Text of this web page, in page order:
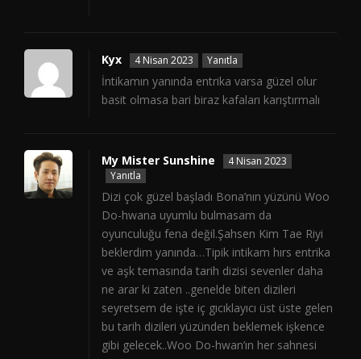
Kyx 4 Nisan 2023 Yanıtla
İntikamın yanında entrika varsa güzel olur
basit olmasa bari biraz kafaları karıştırmalı
My Mister Sunshine
4 Nisan 2023
Yanıtla
Dizi çok güzel başladı Bona’nın yüzünü Woo
Do-hwana uyumlu bulmasam da
oyunculuğu fena değil.Şahsen Kim Tae Riyi
beklerdim yanında…Tipik intikam hırs entrika
ve aşk temasında tarih dizisi sevenler daha
ne arar ki zaten ..genelde biten dizileri
seyretsem de işte iç gıcıklayıcı üst üste gelen
bu tarih dizileri yüzünden beklemek işkence
gibi gelecek..Woo Do-hwan’ın her sahnesi